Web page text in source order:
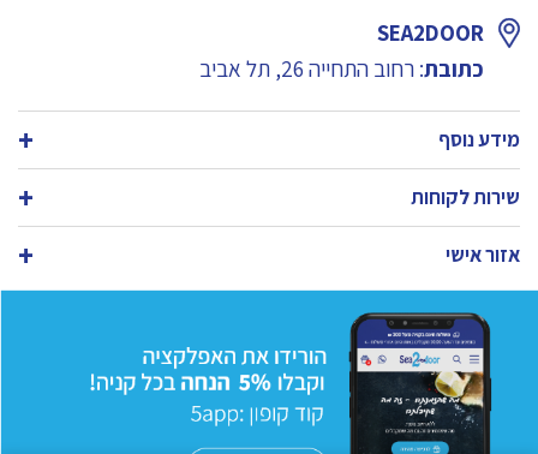
SEA2DOOR
כתובת: רחוב התחייה 26, תל אביב
מידע נוסף
שירות לקוחות
אזור אישי